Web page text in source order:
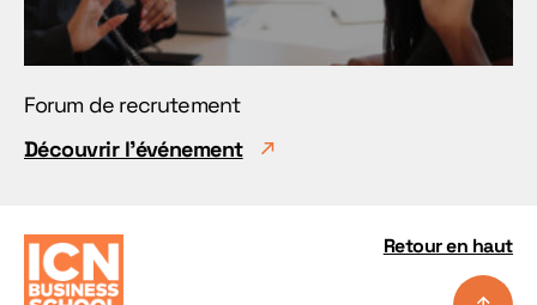
Forum de recrutement
Découvrir l'événement
Retour en haut